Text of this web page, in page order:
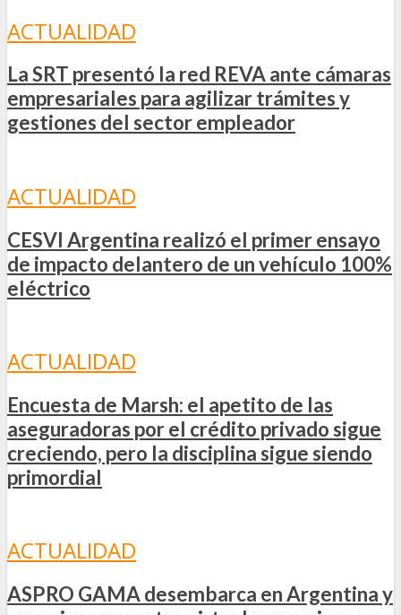
ACTUALIDAD
La SRT presentó la red REVA ante cámaras
empresariales para agilizar trámites y
gestiones del sector empleador
ACTUALIDAD
CESVI Argentina realizó el primer ensayo
de impacto delantero de un vehículo 100%
eléctrico
ACTUALIDAD
Encuesta de Marsh: el apetito de las
aseguradoras por el crédito privado sigue
creciendo, pero la disciplina sigue siendo
primordial
ACTUALIDAD
ASPRO GAMA desembarca en Argentina y